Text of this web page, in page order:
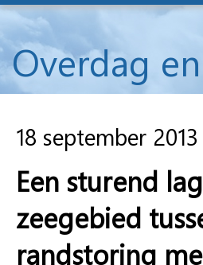
Overdag
18 september
Een sturend
zeegebied
randstoring